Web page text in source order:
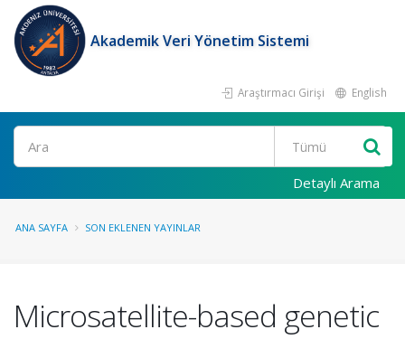
Akademik Veri Yönetim Sistemi
Araştırmacı Girişi English
Ara
Detaylı Arama
ANA SAYFA SON EKLENEN YAYINLAR
Microsatellite-based genetic